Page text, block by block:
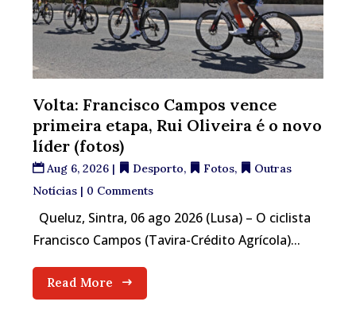
Volta: Francisco Campos vence
primeira etapa, Rui Oliveira é o novo
líder (fotos)
Aug 6, 2026 | Desporto, Fotos,
Outras
Notícias | 0 Comments
Queluz, Sintra, 06 ago 2026 (Lusa) – O ciclista
Francisco Campos (Tavira-Crédito Agrícola)...
Read More